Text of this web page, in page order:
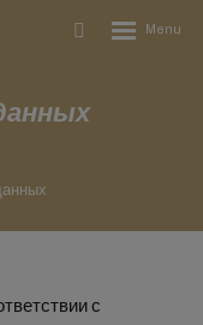
Vyhledávání
Rozbalení
с